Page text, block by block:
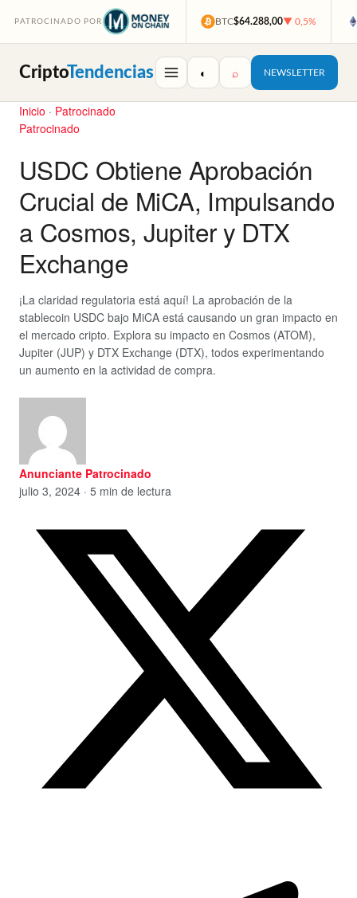
PATROCINADO POR BTC$64.288,00▼ 0,5%
CriptoTendencias ◐ ⌕ NEWSLETTER
Inicio · Patrocinado
Patrocinado
USDC Obtiene Aprobación
Crucial de MiCA, Impulsando
a Cosmos, Jupiter y DTX
Exchange
¡La claridad regulatoria está aquí! La aprobación de la
stablecoin USDC bajo MiCA está causando un gran impacto en
el mercado cripto. Explora su impacto en Cosmos (ATOM),
Jupiter (JUP) y DTX Exchange (DTX), todos experimentando
un aumento en la actividad de compra.
Anunciante Patrocinado
julio 3, 2024 · 5 min de lectura